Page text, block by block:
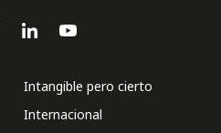
Intangible pero cierto
Internacional